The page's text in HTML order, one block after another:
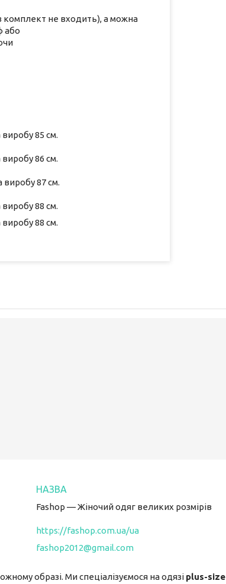
комплект не входить), а можна
або
85 см.
86 см.
87 см.
88 см.
88 см.
Fashop — Жіночий одяг великих розмірів
https://fashop.com.ua/ua
fashop2012@gmail.com
образі. Ми спеціалізуємося на одязі plus-size